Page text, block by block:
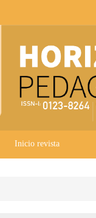
Inicio revista